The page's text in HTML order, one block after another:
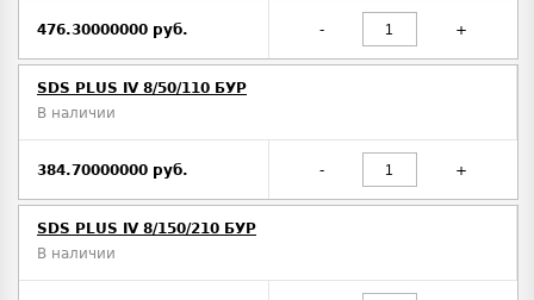
476.30000000 руб. - +
SDS PLUS IV 8/50/110 БУР
В наличии
384.70000000 руб. - +
SDS PLUS IV 8/150/210 БУР
В наличии